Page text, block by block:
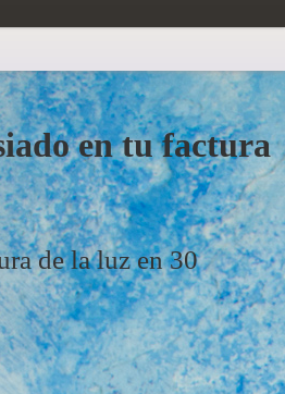
en tu factura
de la luz en 30